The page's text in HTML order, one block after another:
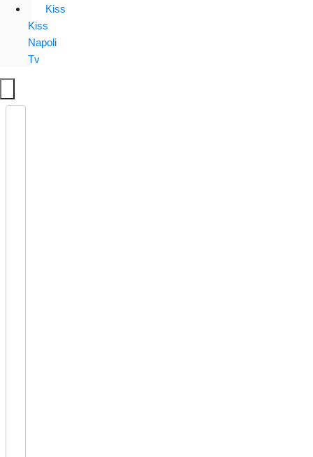
Kiss
Kiss
Napoli
Tv